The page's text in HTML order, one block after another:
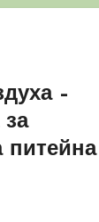
–
питейна